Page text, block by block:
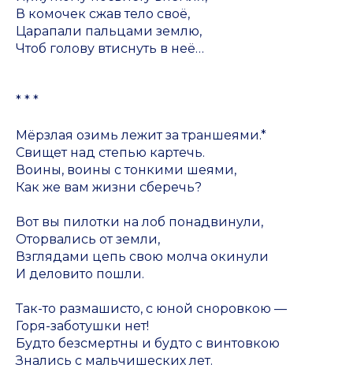
В комочек сжав тело своё,
Царапали пальцами землю,
Чтоб голову втиснуть в неё…
* * *
Мёрзлая озимь лежит за траншеями.*
Свищет над степью картечь.
Воины, воины с тонкими шеями,
Как же вам жизни сберечь?
Вот вы пилотки на лоб понадвинули,
Оторвались от земли,
Взглядами цепь свою молча окинули
И деловито пошли.
Так-то размашисто, с юной сноровкою —
Горя-заботушки нет!
Будто безсмертны и будто с винтовкою
Знались с мальчишеских лет.